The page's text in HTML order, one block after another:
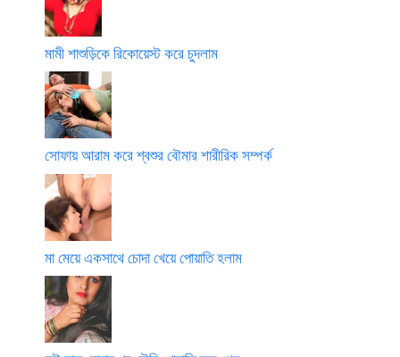
মামী শাশুড়িকে রিকোয়েস্ট করে চুদলাম
সোফায় আরাম করে শ্বশুর বৌমার শারীরিক সম্পর্ক
মা মেয়ে একসাথে চোদা খেয়ে পোয়াতি হলাম